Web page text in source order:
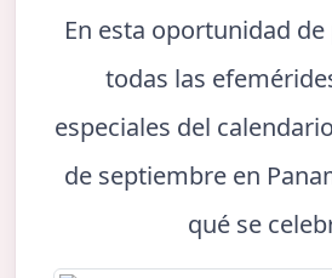
En esta oportunidad
todas las
especiales del
de septiembre en
qué se